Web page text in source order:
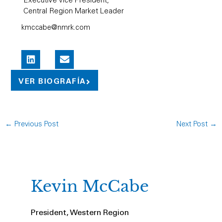
Central Region Market Leader
kmccabe@nmrk.com
L
i
n
k
e
E
n
v
e
l
VER BIOGRAFÍA
← Previous Post Next Post →
Kevin McCabe
President, Western Region